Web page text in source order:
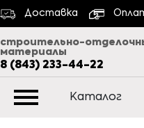
Доставка
строительно-
материалы
8 (843) 233-44-22
Каталог